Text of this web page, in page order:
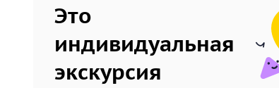
Это
индивидуальная
экскурсия